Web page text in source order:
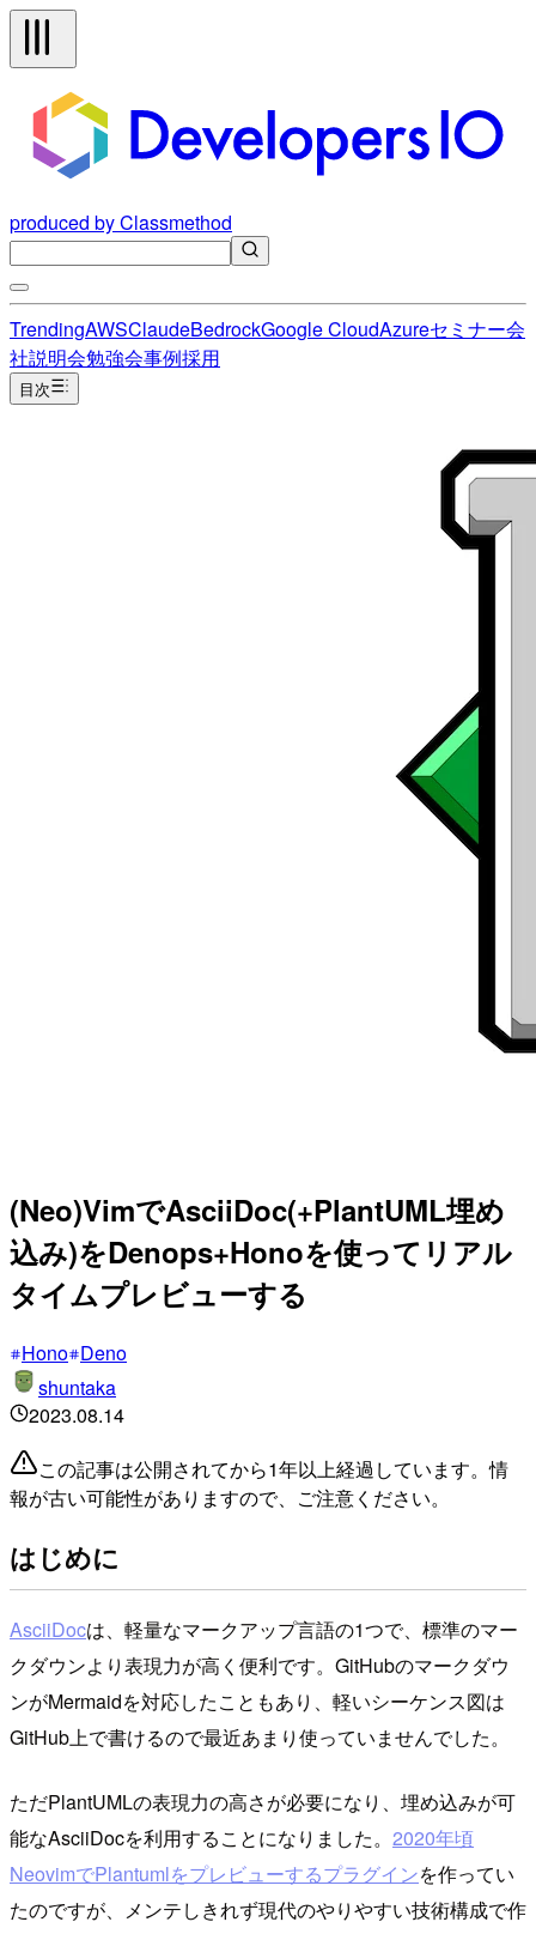
produced by Classmethod
TrendingAWSClaudeBedrockGoogle CloudAzureセミナー会
社説明会勉強会事例採用
目次
(Neo)VimでAsciiDoc(+PlantUML埋め
込み)をDenops+Honoを使ってリアル
タイムプレビューする
Hono Deno
shuntaka
2023.08.14
この記事は公開されてから1年以上経過しています。情
報が古い可能性がありますので、ご注意ください。
はじめに
AsciiDocは、軽量なマークアップ言語の1つで、標準のマー
クダウンより表現力が高く便利です。GitHubのマークダウ
ンがMermaidを対応したこともあり、軽いシーケンス図は
GitHub上で書けるので最近あまり使っていませんでした。
ただPlantUMLの表現力の高さが必要になり、埋め込みが可
能なAsciiDocを利用することになりました。 2020年頃
NeovimでPlantumlをプレビューするプラグインを作ってい
たのですが、メンテしきれず現代のやりやすい技術構成で作